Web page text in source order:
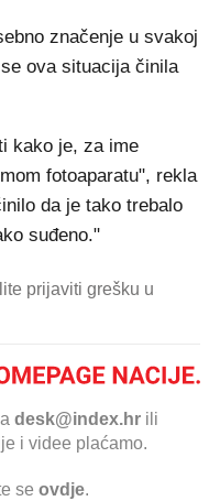
značenje u svakoj
ova situacija činila
kako je, za ime
fotoaparatu", rekla
da je tako trebalo
suđeno."
prijaviti grešku u
desk@index.hr ili
i videe plaćamo.
se ovdje.